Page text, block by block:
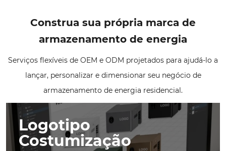
Construa sua própria marca de
armazenamento de energia
Serviços flexíveis de OEM e ODM projetados para ajudá-lo a
lançar, personalizar e dimensionar seu negócio de
armazenamento de energia residencial.
Logotipo
Costumização